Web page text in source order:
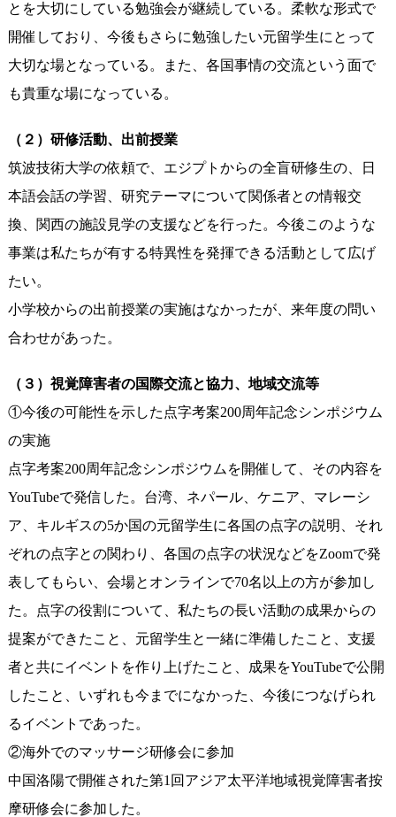
とを大切にしている勉強会が継続している。柔軟な形式で
開催しており、今後もさらに勉強したい元留学生にとって
大切な場となっている。また、各国事情の交流という面で
も貴重な場になっている。
（２）研修活動、出前授業
筑波技術大学の依頼で、エジプトからの全盲研修生の、日
本語会話の学習、研究テーマについて関係者との情報交
換、関西の施設見学の支援などを行った。今後このような
事業は私たちが有する特異性を発揮できる活動として広げ
たい。
小学校からの出前授業の実施はなかったが、来年度の問い
合わせがあった。
（３）視覚障害者の国際交流と協力、地域交流等
①今後の可能性を示した点字考案200周年記念シンポジウム
の実施
点字考案200周年記念シンポジウムを開催して、その内容を
YouTubeで発信した。台湾、ネパール、ケニア、マレーシ
ア、キルギスの5か国の元留学生に各国の点字の説明、それ
ぞれの点字との関わり、各国の点字の状況などをZoomで発
表してもらい、会場とオンラインで70名以上の方が参加し
た。点字の役割について、私たちの長い活動の成果からの
提案ができたこと、元留学生と一緒に準備したこと、支援
者と共にイベントを作り上げたこと、成果をYouTubeで公開
したこと、いずれも今までになかった、今後につなげられ
るイベントであった。
②海外でのマッサージ研修会に参加
中国洛陽で開催された第1回アジア太平洋地域視覚障害者按
摩研修会に参加した。